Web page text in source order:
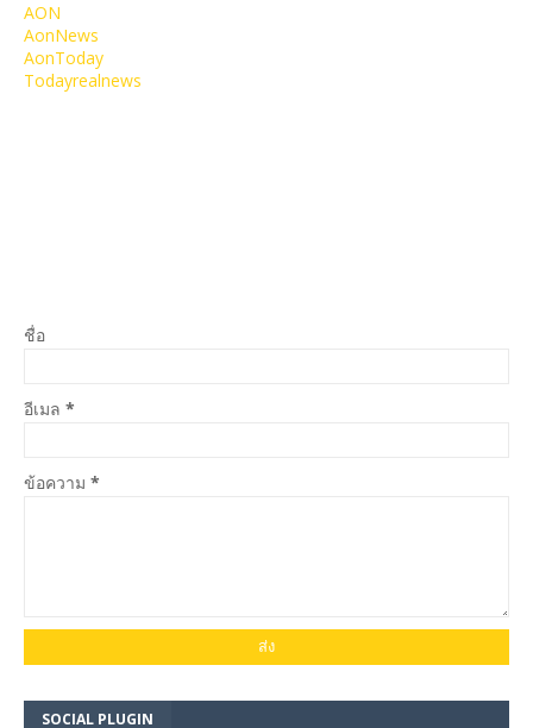
AON
AonNews
AonToday
Todayrealnews
ชื่อ
อีเมล *
ข้อความ *
SOCIAL PLUGIN